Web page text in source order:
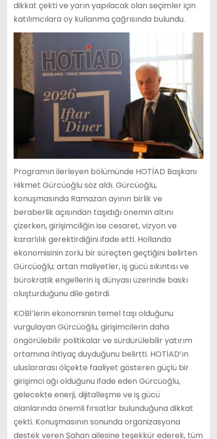
dikkat çekti ve yarın yapılacak olan seçimler için
katılımcılara oy kullanma çağrısında bulundu.
Programın ilerleyen bölümünde HOTİAD Başkanı
Hikmet Gürcüoğlu söz aldı. Gürcüoğlu,
konuşmasında Ramazan ayının birlik ve
beraberlik açısından taşıdığı önemin altını
çizerken, girişimciliğin ise cesaret, vizyon ve
kararlılık gerektirdiğini ifade etti. Hollanda
ekonomisinin zorlu bir süreçten geçtiğini belirten
Gürcüoğlu; artan maliyetler, iş gücü sıkıntısı ve
bürokratik engellerin iş dünyası üzerinde baskı
oluşturduğunu dile getirdi.
KOBİ’lerin ekonominin temel taşı olduğunu
vurgulayan Gürcüoğlu, girişimcilerin daha
öngörülebilir politikalar ve sürdürülebilir yatırım
ortamına ihtiyaç duyduğunu belirtti. HOTİAD’ın
uluslararası ölçekte faaliyet gösteren güçlü bir
girişimci ağı olduğunu ifade eden Gürcüoğlu,
gelecekte enerji, dijitalleşme ve iş gücü
alanlarında önemli fırsatlar bulunduğuna dikkat
çekti. Konuşmasının sonunda organizasyona
destek veren Şahan ailesine teşekkür ederek, tüm